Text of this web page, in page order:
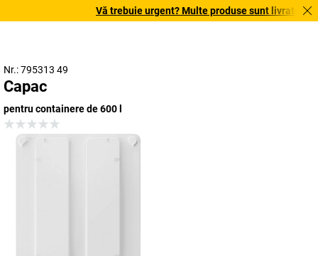
Vă trebuie urgent? Multe produse sunt livrate în
Nr.: 795313 49
Capac
pentru containere de 600 l